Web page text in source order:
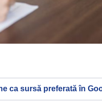
ca sursă preferată în